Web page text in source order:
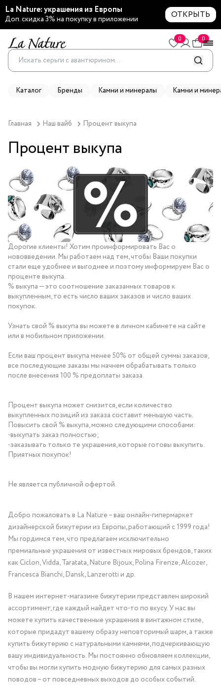
La Nature: украшения из Европы
Доп. скидка 3% на покупку в приложении ОТКРЫТЬ
0 0
Каталог Бренды Камни и минералы Камни и
Главная Наш вайб Процент выкупа
Процент выкупа
Дорогие клиенты! Хотим проинформировать Вас о
нововведении. Мы работаем над тем, чтобы Ваши покупки
стали еще удобнее и выгоднее и поэтому информируем Вас о
проценте выкупа.
% выкупа — это соотношение заказанных товаров к
выкупленным, то есть число ваших заказов и число ваших
покупок.
Узнать свой % выкупа вы можете в личном кабинете на сайте
или в мобильном приложении.
Если ваш процент выкупа менее 50% от общей суммы заказов,
все последующие заказы мы начнем обрабатывать только
после внесения 100 % предоплаты заказа.
Процент выкупа может снизится, если количество
выкупленных позиций из заказа составит меньшую часть.
Повысить свой % выкупа, можно следующими способами:
-выкупать заказ полностью;
-заказывать только те украшения, которые готовы выкупить.
Приятных покупок!
Не является публичной офертой.
Добро пожаловать в La Nature – ваш онлайн-гипермаркет
дизайнерской бижутерии из Европы, работающий с 1999 года!
Мы гордимся тем, что предлагаем исключительно
премиальные украшения от известных мировых брендов, таких
как Ciclon, Vidda, Taratata, Nature Bijoux, Polina Firenze, Alcozer,
Francesca Bianchi, Dansk, Lanzerotti и др.
В нашем интернет-магазине бижутерии представлен широкий
ассортимент, где каждый найдет что-то по вкусу. У нас вы
можете купить качественные украшения в винтажном стиле,
которые придадут вашему образу неповторимый шарм, а также
купить бижутерию с натуральными камнями, подчеркивающую
вашу индивидуальность. Мы постоянно обновляем коллекции,
чтобы вы могли купить модную бижутерию для самых разных
поводов – от повседневных выходов до особых событий.